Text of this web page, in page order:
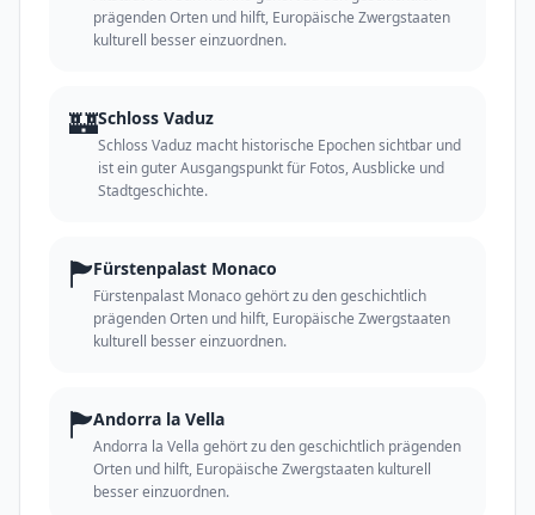
prägenden Orten und hilft, Europäische Zwergstaaten
kulturell besser einzuordnen.
🏰Schloss Vaduz
Schloss Vaduz macht historische Epochen sichtbar und
ist ein guter Ausgangspunkt für Fotos, Ausblicke und
Stadtgeschichte.
🏲Fürstenpalast Monaco
Fürstenpalast Monaco gehört zu den geschichtlich
prägenden Orten und hilft, Europäische Zwergstaaten
kulturell besser einzuordnen.
🏲Andorra la Vella
Andorra la Vella gehört zu den geschichtlich prägenden
Orten und hilft, Europäische Zwergstaaten kulturell
besser einzuordnen.